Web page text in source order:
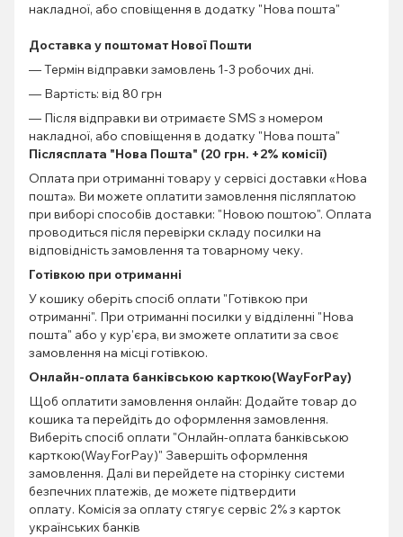
накладної, або сповіщення в додатку "Нова пошта"
Доставка у поштомат Нової Пошти
— Термін відправки замовлень 1-3 робочих дні.
— Вартість: від 80 грн
— Після відправки ви отримаєте SMS з номером
накладної, або сповіщення в додатку "Нова пошта"
Післясплата "Нова Пошта" (20 грн. +2% комісії)
Оплата при отриманні товару у сервісі доставки «Нова
пошта». Ви можете оплатити замовлення післяплатою
при виборі способів доставки: "Новою поштою". Оплата
проводиться після перевірки складу посилки на
відповідність замовлення та товарному чеку.
Готівкою при отриманні
У кошику оберіть спосіб оплати "Готівкою при
отриманні". При отриманні посилки у відділенні "Нова
пошта" або у кур'єра, ви зможете оплатити за своє
замовлення на місці готівкою.
Онлайн-оплата банківською карткою(WayForPay)
Щоб оплатити замовлення онлайн: Додайте товар до
кошика та перейдіть до оформлення замовлення.
Виберіть спосіб оплати "Онлайн-оплата банківською
карткою(WayForPay)" Завершіть оформлення
замовлення. Далі ви перейдете на сторінку системи
безпечних платежів, де можете підтвердити
оплату. Комісія за оплату стягує сервіс 2% з карток
українських банків